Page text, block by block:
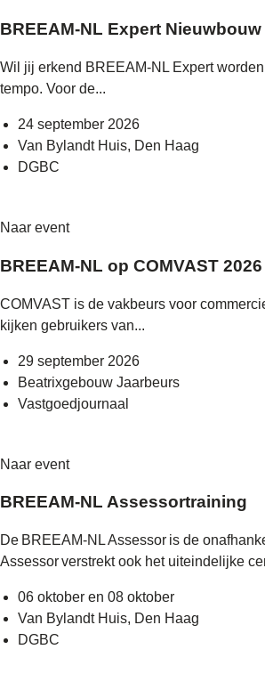
BREEAM-NL Expert
Wil jij erkend BREEAM-NL Expert
tempo. Voor de...
24 september 2026
Van Bylandt Huis, Den Haag
DGBC
Naar event
BREEAM-NL op COMVAST 2026
COMVAST is de vakbeurs voor
kijken gebruikers van...
29 september 2026
Beatrixgebouw Jaarbeurs
Vastgoedjournaal
Naar event
BREEAM-NL Assessortraining
De BREEAM-NL Assessor is de
Assessor verstrekt ook het uiteindelijke
06 oktober en 08 oktober
Van Bylandt Huis, Den Haag
DGBC